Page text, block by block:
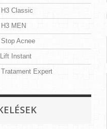
Classic
MEN
Acnee
Instant
Expert